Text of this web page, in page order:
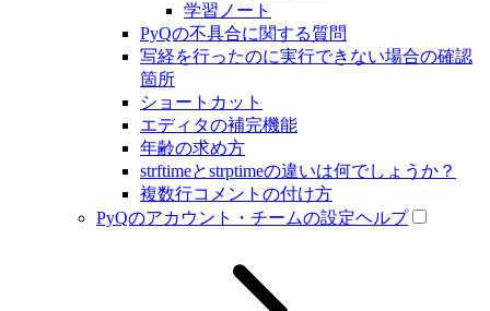
学習ノート
PyQの不具合に関する質問
写経を行ったのに実行できない場合の確認
箇所
ショートカット
エディタの補完機能
年齢の求め方
strftimeとstrptimeの違いは何でしょうか？
複数行コメントの付け方
PyQのアカウント・チームの設定ヘルプ